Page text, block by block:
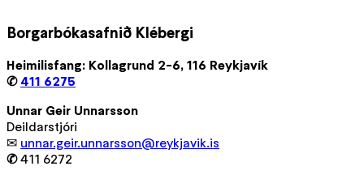
Borgarbókasafnið Klébergi
Heimilisfang: Kollagrund 2-6, 116 Reykjavík
✆ 411 6275
Unnar Geir Unnarsson
Deildarstjóri
✉ unnar.geir.unnarsson@reykjavik.is
✆411 6272